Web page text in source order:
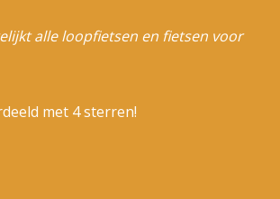
alle loopfietsen en fietsen voor
met 4 sterren!